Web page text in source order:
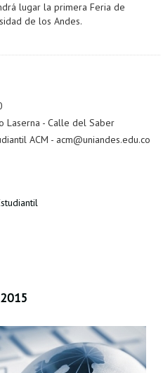
lugar la primera Feria de
de los Andes.
Laserna - Calle del Saber
ACM - acm@uniandes.edu.co